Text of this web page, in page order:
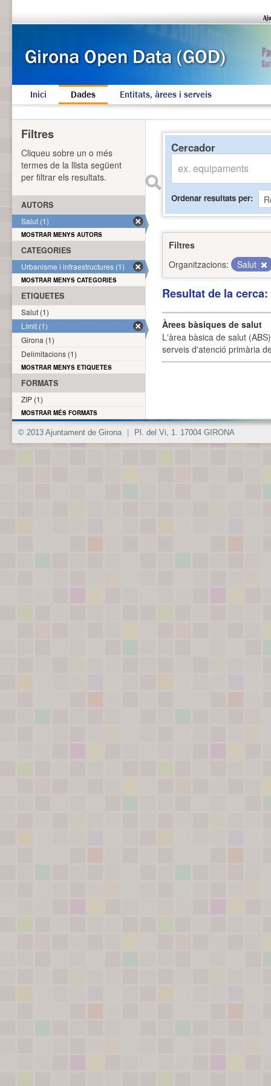
Inici Dades Entitats, àrees i serveis
Cercador
Ordenar resultats per
Filtres
Organitzacions:
Salut
Resultat de la
Àrees bàsiques de salut
L'àrea bàsica de salut
serveis d'atenció primària
Filtres
Cliqueu sobre un o més
termes de la llista següent
per filtrar els resultats.
AUTORS
Salut (1)
MOSTRAR MENYS AUTORS
CATEGORIES
Urbanisme i infraestructures (1)
MOSTRAR MENYS CATEGORIES
ETIQUETES
Salut (1)
Límit (1)
Girona (1)
Delimitacions (1)
MOSTRAR MENYS ETIQUETES
FORMATS
ZIP (1)
MOSTRAR MÉS FORMATS
© 2013 Ajuntament de Girona Pl. del Vi, 1. 17004 GIRONA